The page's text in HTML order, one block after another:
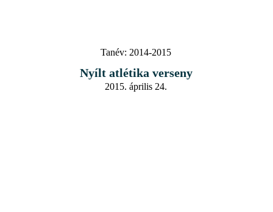
Tanév: 2014-2015
Nyílt atlétika verseny
2015. április 24.